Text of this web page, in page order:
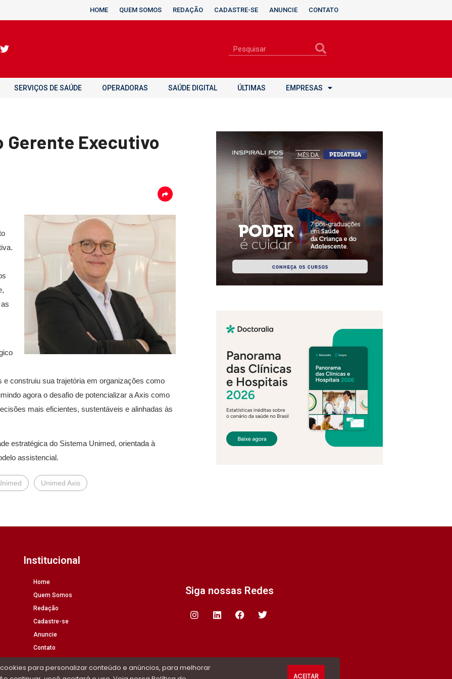
HOME QUEM SOMOS REDAÇÃO CADASTRE-SE ANUNCIE CONTATO
SERVIÇOS DE SAÚDE OPERADORAS SAÚDE DIGITAL ÚLTIMAS EMPRESAS
Gerente Executivo
construiu sua trajetória em organizações como
agora o desafio de potencializar a Axis como
mais eficientes, sustentáveis e alinhadas às
estratégica do Sistema Unimed, orientada à
assistencial.
Unimed Axis
Institucional
Home
Quem Somos
Redação
Cadastre-se
Anuncie
Contato
Siga nossas Redes
para personalizar conteúdo e anúncios, para melhorar
ACEITAR